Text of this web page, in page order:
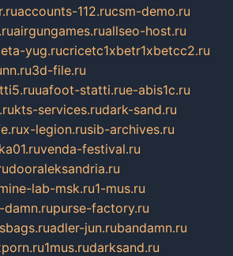
accounts-112.rucsm-demo.ru
airgungames.ruallseo-host.ru
yug.rucricetc1xbetr1xbetcc2.ru
3d-file.ru
uafoot-statti.rue-abis1c.ru
kts-services.rudark-sand.ru
x-legion.rusib-archives.ru
venda-festival.ru
dooraleksandria.ru
lab-msk.ru1-mus.ru
damn.rupurse-factory.ru
adler-jun.rubandamn.ru
1mus.rudarksand.ru